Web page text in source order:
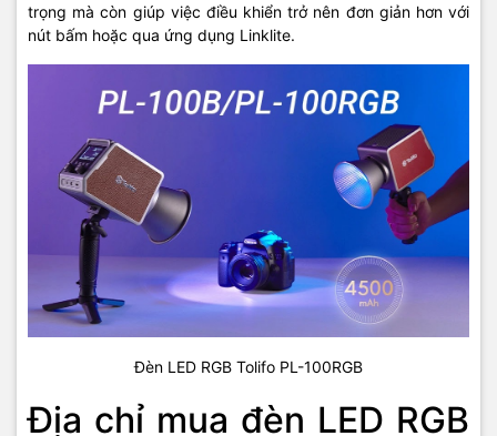
trọng mà còn giúp việc điều khiển trở nên đơn giản hơn với
nút bấm hoặc qua ứng dụng Linklite.
Đèn LED RGB Tolifo PL-100RGB
Địa chỉ mua đèn LED RGB